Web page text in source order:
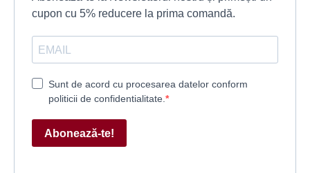
cupon cu 5% reducere la prima comandă.
Sunt de acord cu procesarea datelor conform
politicii de confidentialitate.
Abonează-te!